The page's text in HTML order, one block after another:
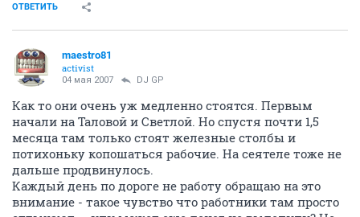
ОТВЕТИТЬ
maestro81
activist
04 мая 2007 DJ GP
Как то они очень уж медленно стоятся. Первым
начали на Таловой и Светлой. Но спустя почти 1,5
месяца там только стоят железные столбы и
потихоньку копошаться рабочие. На сеятеле тоже не
дальше продвинулось.
Каждый день по дороге не работу обращаю на это
внимание - такое чувство что работники там просто